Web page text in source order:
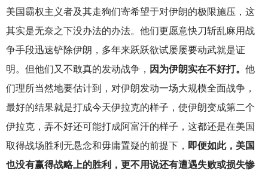
美国霸权主义者及其走狗们寄希望于对伊朗的极限施压，这
其实是无奈之下没办法的办法。他们更愿意快刀斩乱麻用战
争手段迅速铲除伊朗，多年来跃跃欲试屡屡要动武就是证
明。但他们又不敢真的发动战争， 因为伊朗实在不好打。 他
们理所当然地要估计到，对伊朗发动一场大规模全面战争，
最好的结果就是打成今天伊拉克的样子，使伊朗变成第二个
伊拉克，弄不好还可能打成阿富汗的样子，这都还是在美国
取得战场胜利无悬念和毋庸置疑的前提下， 即便如此，美国
也没有赢得战略上的胜利，更不用说还有遭遇失败或损失惨